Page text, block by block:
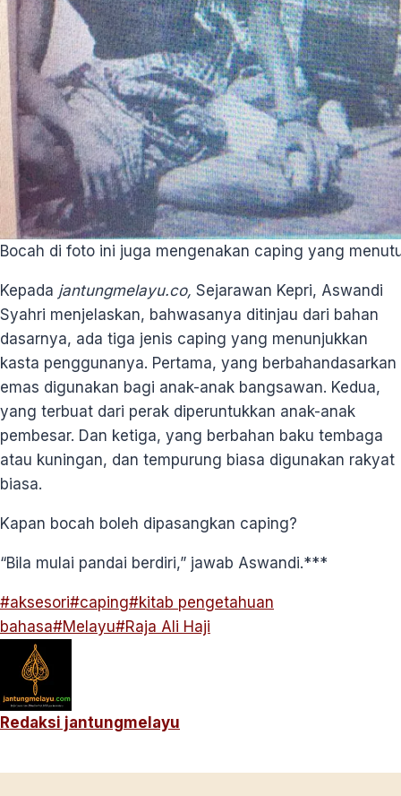
Bocah di foto ini juga mengenakan caping yang
Kepada jantungmelayu.co, Sejarawan Kepri, Aswandi
Syahri menjelaskan, bahwasanya ditinjau dari bahan
dasarnya, ada tiga jenis caping yang menunjukkan
kasta penggunanya. Pertama, yang berbahandasarkan
emas digunakan bagi anak-anak bangsawan. Kedua,
yang terbuat dari perak diperuntukkan anak-anak
pembesar. Dan ketiga, yang berbahan baku tembaga
atau kuningan, dan tempurung biasa digunakan rakyat
biasa.
Kapan bocah boleh dipasangkan caping?
“Bila mulai pandai berdiri,” jawab Aswandi.***
Post
Tags:
#aksesori#caping#kitab pengetahuan
bahasa#Melayu#Raja Ali Haji
Redaksi jantungmelayu